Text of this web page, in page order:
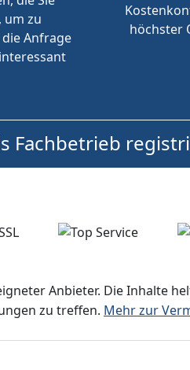
um zu
Anfrage
höchster
Fachbetrieb
Anbieter. Die Inhalte
zu treffen. Mehr zur